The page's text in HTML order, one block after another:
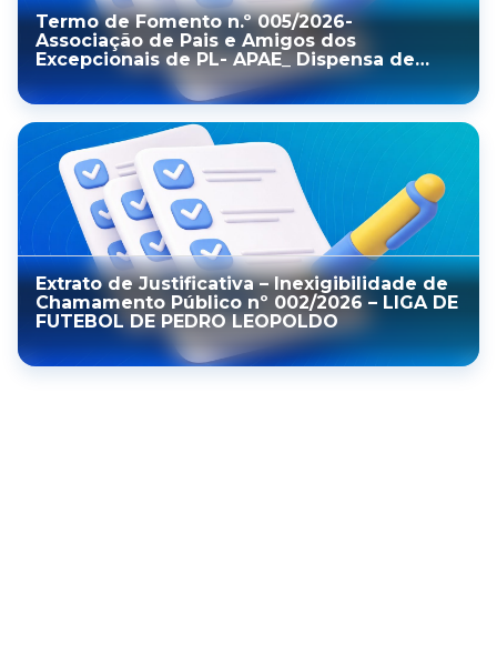
Termo de Fomento n.º 005/2026-
Associação de Pais e Amigos dos
Excepcionais de PL- APAE_ Dispensa de
Chamamento Público n.º 004/2025-
Processo SEI: 0206.0000209/2025-34
Extrato de Justificativa – Inexigibilidade de
Chamamento Público nº 002/2026 – LIGA DE
FUTEBOL DE PEDRO LEOPOLDO